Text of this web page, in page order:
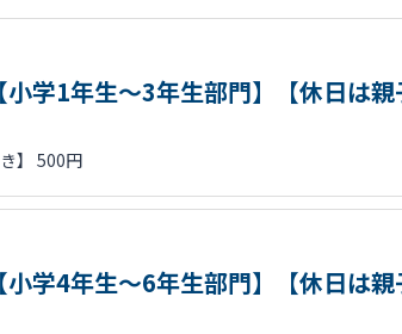
学1年生～3年生部門】【休日は親
】 500円
学4年生～6年生部門】【休日は親